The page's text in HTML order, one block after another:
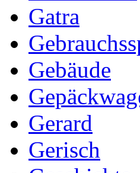
Gatra
Gebäude
Gerard
Gerisch